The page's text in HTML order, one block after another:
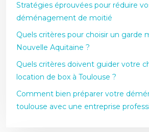
Stratégies éprouvées pour réduire
déménagement de moitié
Quels critères pour choisir un garde
Nouvelle Aquitaine ?
Quels critères doivent guider votre
location de box à Toulouse ?
Comment bien préparer votre
toulouse avec une entreprise